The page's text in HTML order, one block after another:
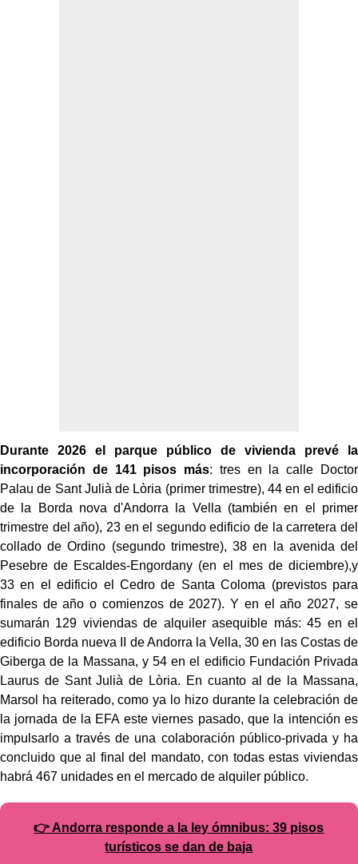
Durante 2026 el parque público de vivienda prevé la
incorporación de 141 pisos más: tres en la calle Doctor
Palau de Sant Julià de Lòria (primer trimestre), 44 en el edificio
de la Borda nova d'Andorra la Vella (también en el primer
trimestre del año), 23 en el segundo edificio de la carretera del
collado de Ordino (segundo trimestre), 38 en la avenida del
Pesebre de Escaldes-Engordany (en el mes de diciembre),y
33 en el edificio el Cedro de Santa Coloma (previstos para
finales de año o comienzos de 2027). Y en el año 2027, se
sumarán 129 viviendas de alquiler asequible más: 45 en el
edificio Borda nueva II de Andorra la Vella, 30 en las Costas de
Giberga de la Massana, y 54 en el edificio Fundación Privada
Laurus de Sant Julià de Lòria. En cuanto al de la Massana,
Marsol ha reiterado, como ya lo hizo durante la celebración de
la jornada de la EFA este viernes pasado, que la intención es
impulsarlo a través de una colaboración público-privada y ha
concluido que al final del mandato, con todas estas viviendas
habrá 467 unidades en el mercado de alquiler público.
👉 Andorra responde a la ley ómnibus: 39 pisos
turísticos se dan de baja